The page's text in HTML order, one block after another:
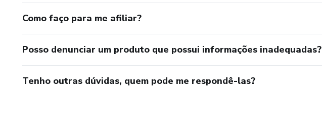
Como faço para me afiliar?
Posso denunciar um produto que possui informações inadequadas?
Tenho outras dúvidas, quem pode me respondê-las?